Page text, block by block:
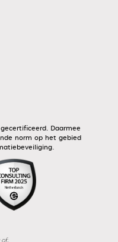
Daarmee
norm op het gebied